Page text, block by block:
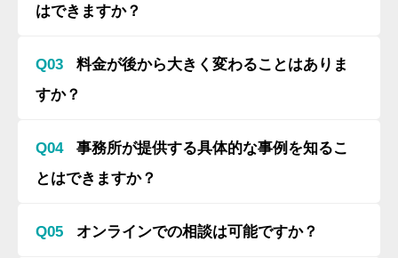
はできますか？
Q03
料金が後から大きく変わることはありま
すか？
Q04
事務所が提供する具体的な事例を知るこ
とはできますか？
Q05 オンラインでの相談は可能ですか？